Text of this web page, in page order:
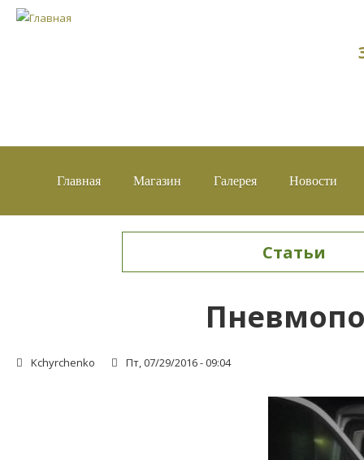
Главная Магазин Галерея Новости
Статьи
Kchyrchenko Пт, 07/29/2016 - 09:04